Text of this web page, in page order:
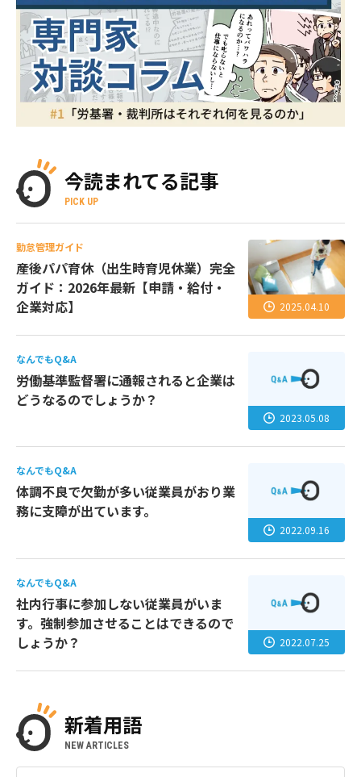
今読まれてる記事
PICK UP
勤怠管理ガイド
産後パパ育休（出生時育児休業）完全
ガイド：2026年最新【申請・給付・
企業対応】
2025.04.10
なんでもQ&A
労働基準監督署に通報されると企業は
どうなるのでしょうか？
2023.05.08
なんでもQ&A
体調不良で欠勤が多い従業員がおり業
務に支障が出ています。
2022.09.16
なんでもQ&A
社内行事に参加しない従業員がいま
す。強制参加させることはできるので
しょうか？
2022.07.25
新着用語
NEW ARTICLES